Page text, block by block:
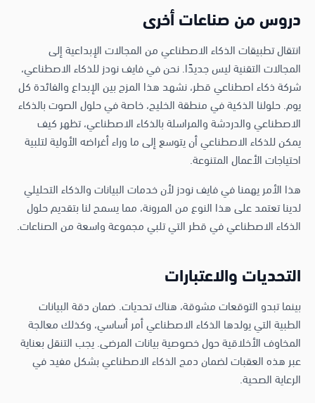
دروس من صناعات أخرى
انتقال تطبيقات الذكاء الاصطناعي من المجالات الإبداعية إلى
المجالات التقنية ليس جديدًا. نحن في فايف نودز للذكاء الاصطناعي،
شركة ذكاء اصطناعي قطر، نشهد هذا المزج بين الإبداع والفائدة كل
يوم. حلولنا الذكية في منطقة الخليج، خاصة في حلول الصوت بالذكاء
الاصطناعي والدردشة والمراسلة بالذكاء الاصطناعي، تظهر كيف
يمكن للذكاء الاصطناعي أن يتوسع إلى ما وراء أغراضه الأولية لتلبية
احتياجات الأعمال المتنوعة.
هذا الأمر يهمنا في فايف نودز لأن خدمات البيانات والذكاء التحليلي
لدينا تعتمد على هذا النوع من المرونة، مما يسمح لنا بتقديم حلول
الذكاء الاصطناعي في قطر التي تلبي مجموعة واسعة من الصناعات.
التحديات والاعتبارات
بينما تبدو التوقعات مشوقة، هناك تحديات. ضمان دقة البيانات
الطبية التي يولدها الذكاء الاصطناعي أمر أساسي، وكذلك معالجة
المخاوف الأخلاقية حول خصوصية بيانات المرضى. يجب التنقل بعناية
عبر هذه العقبات لضمان دمج الذكاء الاصطناعي بشكل مفيد في
الرعاية الصحية.